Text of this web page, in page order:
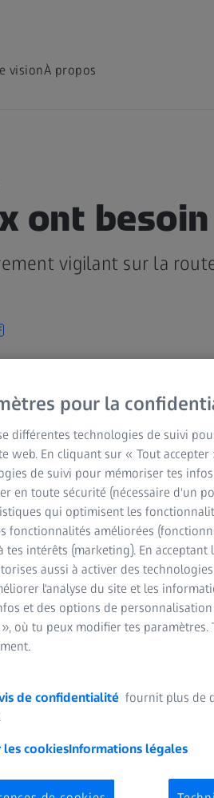
visionÀ propos
ont
vigilant sur la
pour la
différentes technologies de suivi
web. En cliquant sur « Tout
de suivi pour mémoriser tes
en toute sécurité (nécessaire d'un
qui optimisent les
fonctionnalités améliorées
tes intérêts (marketing). En
aussi à activer des
l'analyse du site et les
et des options de
où tu peux modifier tes
de confidentialité fournit plus de
les cookiesInformations légales